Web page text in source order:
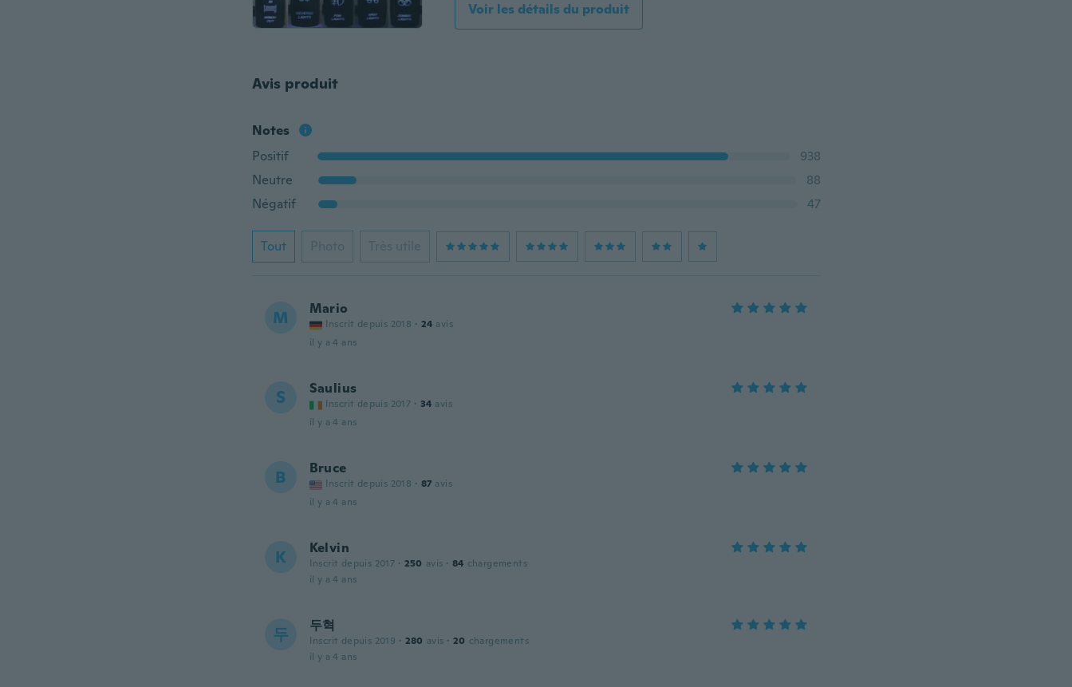
Voir les détails du produit
Avis produit
Notes
Positif
938
Neutre
88
Négatif
47
Tout Photo Très utile
M Mario
Inscrit depuis 2018 · 24 avis
il y a 4 ans
S Saulius
Inscrit depuis 2017 · 34 avis
il y a 4 ans
B Bruce
Inscrit depuis 2018 · 87 avis
il y a 4 ans
K Kelvin
Inscrit depuis 2017 · 250 avis · 84 chargements
il y a 4 ans
두 두혁
Inscrit depuis 2019 · 280 avis · 20 chargements
il y a 4 ans